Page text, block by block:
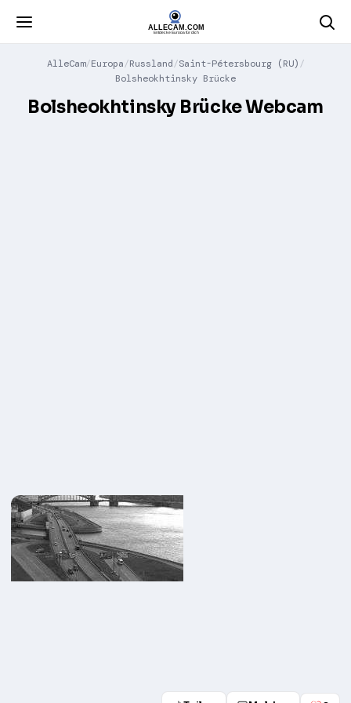
AlleCam Europa Russland Saint-Pétersbourg (RU)
Bolsheokhtinsky Brücke
Bolsheokhtinsky Brücke Webcam